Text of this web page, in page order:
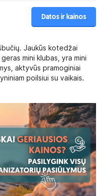
Datos ir kainos
Jaukūs kotedžai
mini klubas, yra mini
aktyvūs pramoginiai
poilsiui su vaikais.